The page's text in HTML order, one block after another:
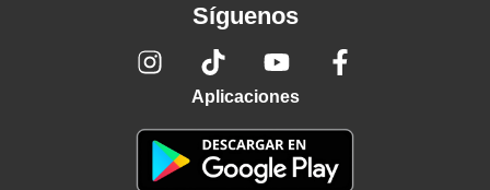
Síguenos
Aplicaciones